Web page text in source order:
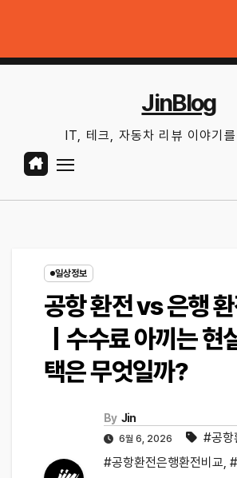
content
JinBlog
IT, 테크, 자동차 리뷰 이야기
일상정보
공항 환전 vs 은행
｜수수료 아끼는 현
택은 무엇일까?
By Jin
6월 6, 2026 #공항
#공항환전은행환전비교,